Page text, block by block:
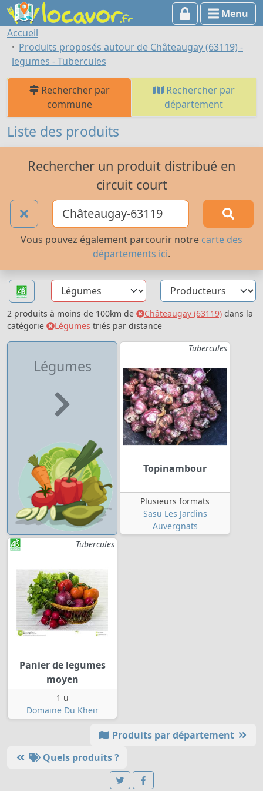
Menu
Accueil
Produits proposés autour de Châteaugay (63119) -
legumes - Tubercules
Rechercher par
commune
Rechercher par
département
Liste des produits
Rechercher un produit distribué en
circuit court
Vous pouvez également parcourir notre carte des
départements ici.
2 produits à moins de 100km de Châteaugay (63119) dans la
catégorie
Légumes triés par distance
Légumes
Tubercules
Topinambour
Plusieurs formats
Sasu Les Jardins
Auvergnats
Tubercules
Panier de legumes
moyen
1 u
Domaine Du Kheir
Produits par département
Quels produits ?